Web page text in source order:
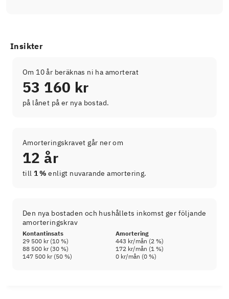
Insikter
Om 10 år beräknas ni ha amorterat
53 160 kr
på lånet på er nya bostad.
Amorteringskravet går ner om
12 år
till 1 % enligt nuvarande amortering.
Den nya bostaden och hushållets inkomst ger följande
amorteringskrav
Kontantinsats
Amortering
29 500 kr(10 %) 443 kr/mån (2 %)
88 500 kr(30 %) 172 kr/mån (1 %)
147 500 kr(50 %) 0 kr/mån (0 %)